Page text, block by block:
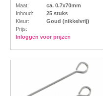
Maat:
ca. 0.7x70mm
Inhoud:
25 stuks
Kleur:
Goud (nikkelvrij)
Prijs:
Inloggen voor prijzen